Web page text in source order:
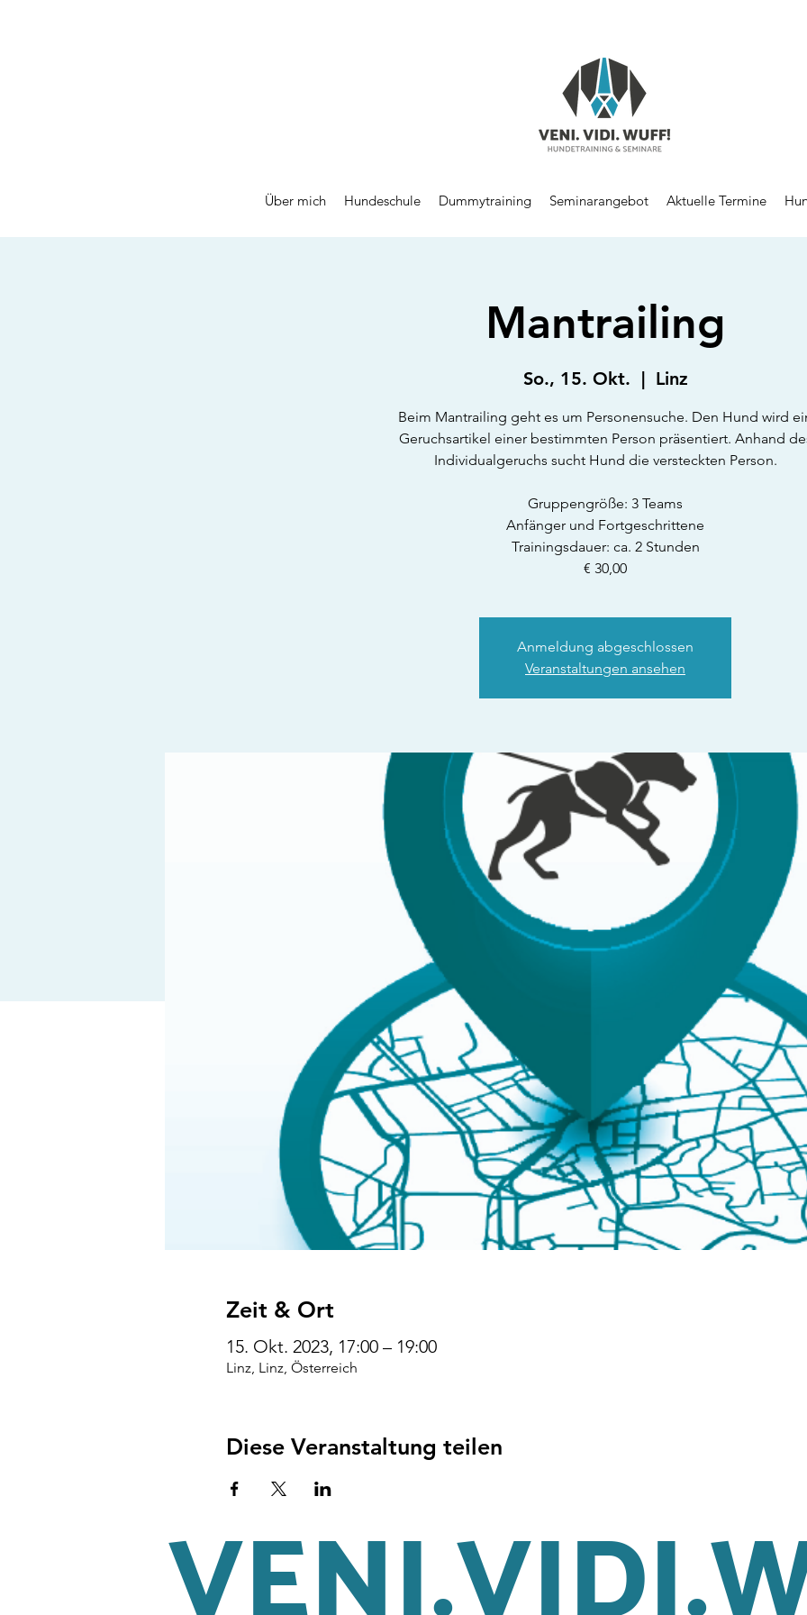
Über mich Hundeschule Dummytraining Seminarangebot Aktuelle Termine
Mantrailing
So., 15. Okt.
  |
Linz
Beim Mantrailing geht es um Personensuche. Den Hund wird
Geruchsartikel einer bestimmten Person präsentiert. Anhand
Individualgeruchs sucht Hund die versteckten Person.
Gruppengröße: 3 Teams
Anfänger und Fortgeschrittene
Trainingsdauer: ca. 2 Stunden
€ 30,00
Anmeldung abgeschlossen
Veranstaltungen ansehen
Zeit & Ort
15. Okt. 2023, 17:00 – 19:00
Linz, Linz, Österreich
Diese Veranstaltung teilen